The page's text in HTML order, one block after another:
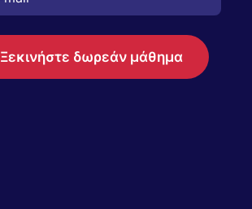
Ξεκινήστε δωρεάν μάθημα